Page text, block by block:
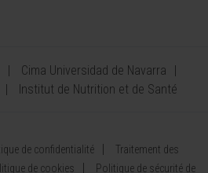
Cima Universidad de Navarra
Institut de Nutrition et de Santé
de confidentialité
Traitement des
de cookies
Politique de sécurité de